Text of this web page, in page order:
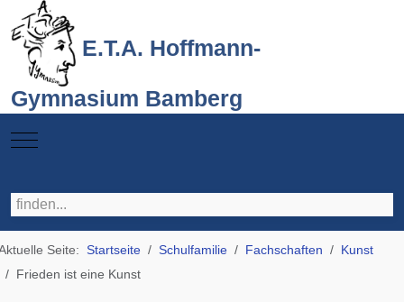
E.T.A. Hoffmann-
Gymnasium Bamberg
Mobile Menu Toggle
Seite: Startseite Schulfamilie Fachschaften
Kunst
Frieden ist eine Kunst